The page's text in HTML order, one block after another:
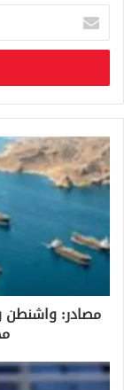
خ
ب
ر
ي
د
ك
ا
ل
ك
ر
مصادر: